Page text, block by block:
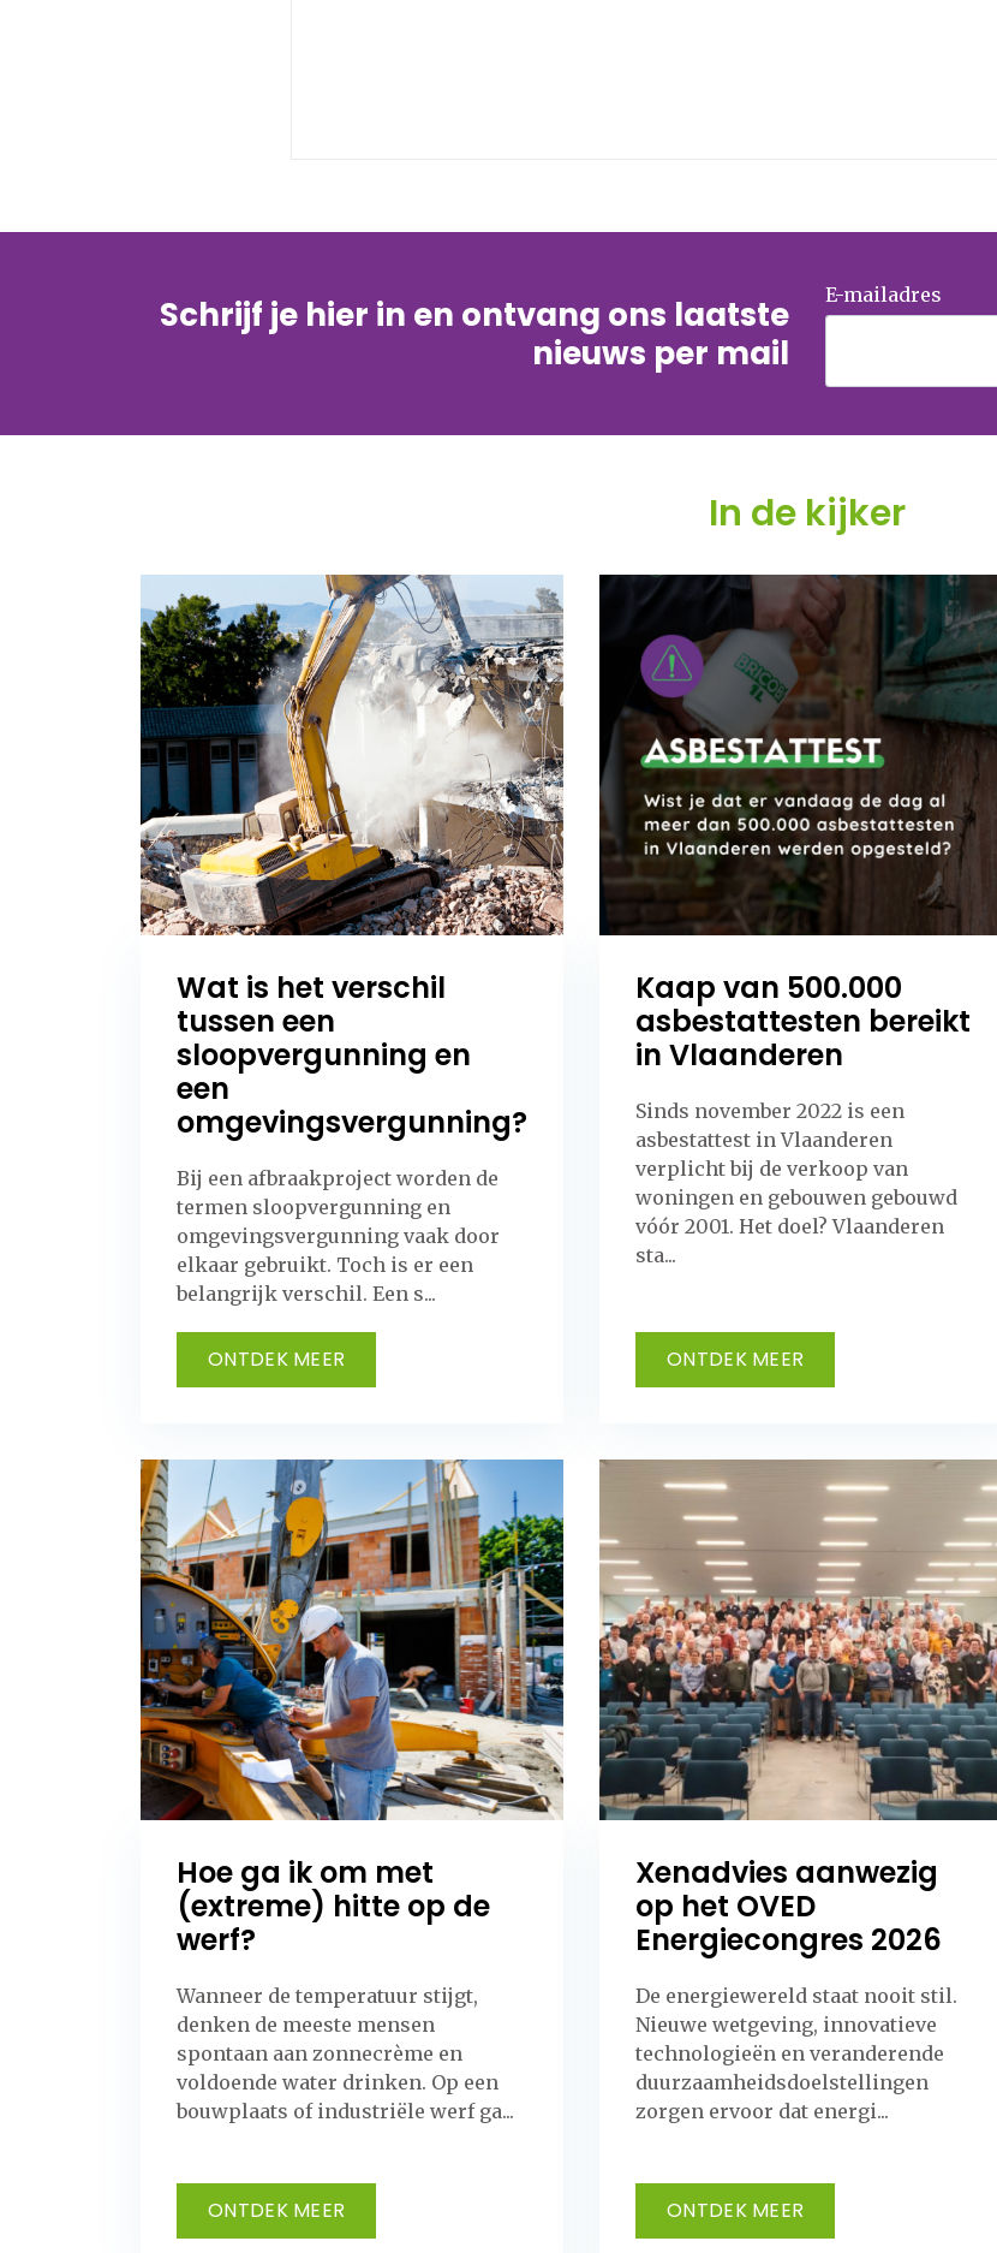
Schrijf je hier in en ontvang ons laatste
nieuws per mail
E-mailadres
In de kijker
Wat is het verschil
tussen een
sloopvergunning en
een
omgevingsvergunning?
Bij een afbraakproject worden de
termen sloopvergunning en
omgevingsvergunning vaak door
elkaar gebruikt. Toch is er een
belangrijk verschil. Een s...
ONTDEK MEER
Kaap van 500.000
asbestattesten bereikt
in Vlaanderen
Sinds november 2022 is een
asbestattest in Vlaanderen
verplicht bij de verkoop van
woningen en gebouwen gebouwd
vóór 2001. Het doel? Vlaanderen
sta...
ONTDEK MEER
Hoe ga ik om met
(extreme) hitte op de
werf?
Wanneer de temperatuur stijgt,
denken de meeste mensen
spontaan aan zonnecrème en
voldoende water drinken. Op een
bouwplaats of industriële werf ga...
ONTDEK MEER
Xenadvies aanwezig
op het OVED
Energiecongres 2026
De energiewereld staat nooit stil.
Nieuwe wetgeving, innovatieve
technologieën en veranderende
duurzaamheidsdoelstellingen
zorgen ervoor dat energi...
ONTDEK MEER